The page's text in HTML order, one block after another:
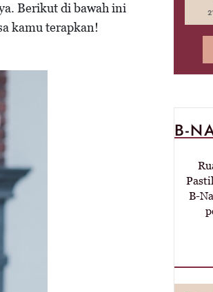
Berikut di bawah ini
kamu terapkan!
B-
B-